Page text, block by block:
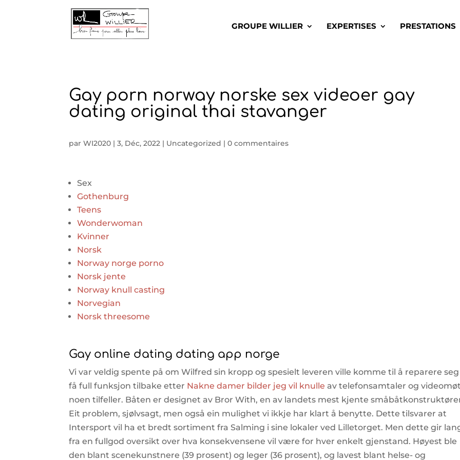
GROUPE WILLIER EXPERTISES PRESTATIONS
Gay porn norway norske sex videoer gay
dating original thai stavanger
parWI2020 |3, Déc, 2022 | Uncategorized |0 commentaires
Sex
Gothenburg
Teens
Wonderwoman
Kvinner
Norsk
Norway norge porno
Norsk jente
Norway knull casting
Norvegian
Norsk threesome
Gay online dating dating app norge
Vi var veldig spente på om Wilfred sin kropp og spesielt leveren ville komme til å reparere
få full funksjon tilbake etter Nakne damer bilder jeg vil knulle av telefonsamtaler og
noen tilfeller. Båten er designet av Bror With, en av landets mest kjente
Eit problem, sjølvsagt, men også ein mulighet vi ikkje har klart å benytte. Dette tilsvarer at
Intersport vil ha et bredt sortiment fra Salming i sine lokaler ved Lilletorget. Men dette gir
fra en fullgod oversikt over hva konsekvensene vil være for hver enkelt gjenstand. Høyest ble
den blant scenekunstnere (39 prosent) og leger (36 prosent), og lavest blant helse- og